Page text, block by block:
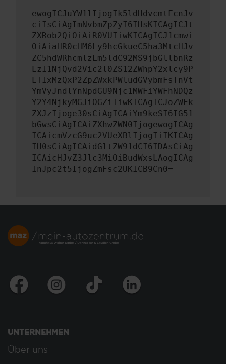
ewogICJuYW1lIjogIk5ldHdvcmtFcnJv
ciIsCiAgImNvbmZpZyI6IHsKICAgICJt
ZXRob2QiOiAiR0VUIiwKICAgICJ1cmwi
OiAiaHR0cHM6Ly9hcGkueC5ha3MtcHJv
ZC5hdWRhcmlzLm5ldC92MS9jbGllbnRz
LzI1NjQvd2Vic2l0ZS12ZWhpY2xlcy9P
LTIxMzQxP2ZpZWxkPWludGVybmFsTnVt
YmVyJndlYnNpdGU9Njc1MWFiYWFhNDQz
Y2Y4NjkyMGJiOGZiIiwKICAgICJoZWFk
ZXJzIjoge30sCiAgICAiYm9keSI6IG51
bGwsCiAgICAiZXhwZWN0IjogewogICAg
ICAicmVzcG9uc2VUeXBlIjogIiIKICAg
IH0sCiAgICAidGltZW91dCI6IDAsCiAg
ICAicHJvZ3Jlc3MiOiBudWxsLAogICAg
InJpc2t5IjogZmFsc2UKICB9Cn0=
UNTERNEHMEN
Über uns